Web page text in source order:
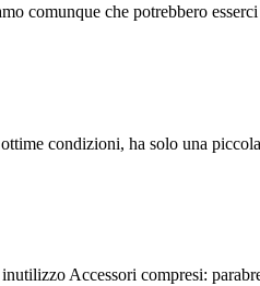
comunque che potrebbero
condizioni, ha solo una
Accessori compresi: